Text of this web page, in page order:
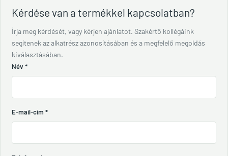
Kérdése van a termékkel kapcsolatban?
Írja meg kérdését, vagy kérjen ajánlatot. Szakértő kollégáink
segítenek az alkatrész azonosításában és a megfelelő megoldás
kiválasztásában.
Név *
E-mail-cím *